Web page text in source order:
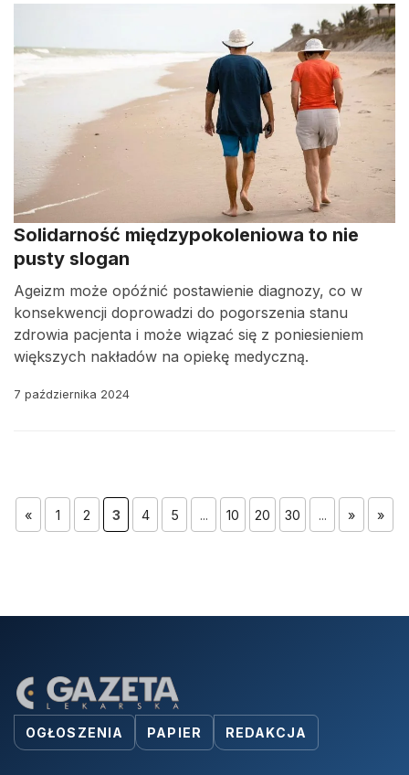
Solidarność międzypokoleniowa to nie
pusty slogan
Ageizm może opóźnić postawienie diagnozy, co w
konsekwencji doprowadzi do pogorszenia stanu
zdrowia pacjenta i może wiązać się z poniesieniem
większych nakładów na opiekę medyczną.
7 października 2024
« 1 2 3 4 5 ... 10 20 30 ... » »
OGŁOSZENIA PAPIER REDAKCJA